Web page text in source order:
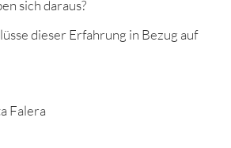
sich daraus?
dieser Erfahrung in Bezug auf
Falera